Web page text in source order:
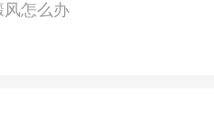
风怎么办